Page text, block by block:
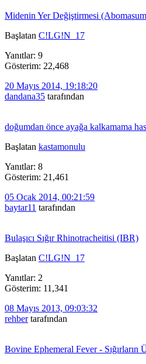
Midenin Yer Değiştirmesi
Başlatan C!LG!N_17
Yanıtlar: 9
Gösterim: 22,468
20 Mayıs 2014, 19:18:20
dandana35 tarafından
doğumdan önce ayağa kalkamama
Başlatan kastamonulu
Yanıtlar: 8
Gösterim: 21,461
05 Ocak 2014, 00:21:59
baytar11 tarafından
Bulaşıcı Sığır Rhinotracheitisi (IBR)
Başlatan C!LG!N_17
Yanıtlar: 2
Gösterim: 11,341
08 Mayıs 2013, 09:03:32
rehbertarafından
Bovine Ephemeral Fever - Sığırların